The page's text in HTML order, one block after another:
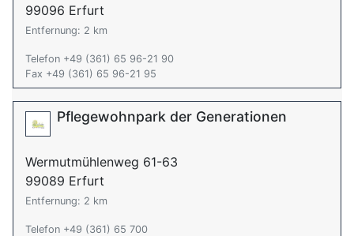
99096 Erfurt
Entfernung: 2 km
Telefon +49 (361) 65 96-21 90
Fax +49 (361) 65 96-21 95
Pflegewohnpark der Generationen
Wermutmühlenweg 61-63
99089 Erfurt
Entfernung: 2 km
Telefon +49 (361) 65 700